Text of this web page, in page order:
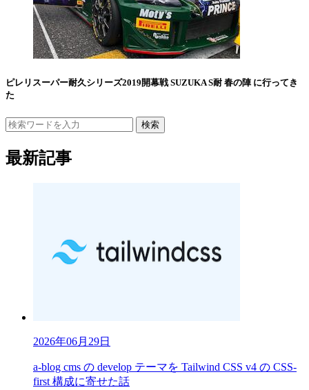
ピレリスーパー耐久シリーズ2019開幕戦 SUZUKA S耐 春の陣 に行ってき
た
検索
最新記事
2026年06月29日
a-blog cms の develop テーマを Tailwind CSS v4 の CSS-
first 構成に寄せた話